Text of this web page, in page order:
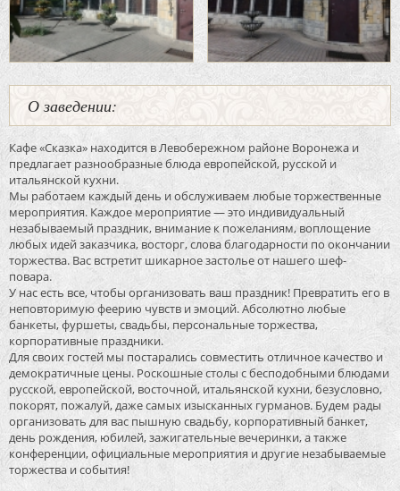
О заведении:
Кафе «Сказка» находится в Левобережном районе Воронежа и
предлагает разнообразные блюда европейской, русской и
итальянской кухни.
Мы работаем каждый день и обслуживаем любые торжественные
мероприятия. Каждое мероприятие — это индивидуальный
незабываемый праздник, внимание к пожеланиям, воплощение
любых идей заказчика, восторг, слова благодарности по окончании
торжества. Вас встретит шикарное застолье от нашего шеф-
повара.
У нас есть все, чтобы организовать ваш праздник! Превратить его в
неповторимую феерию чувств и эмоций. Абсолютно любые
банкеты, фуршеты, свадьбы, персональные торжества,
корпоративные праздники.
Для своих гостей мы постарались совместить отличное качество и
демократичные цены. Роскошные столы с бесподобными блюдами
русской, европейской, восточной, итальянской кухни, безусловно,
покорят, пожалуй, даже самых изысканных гурманов. Будем рады
организовать для вас пышную свадьбу, корпоративный банкет,
день рождения, юбилей, зажигательные вечеринки, а также
конференции, официальные мероприятия и другие незабываемые
торжества и события!